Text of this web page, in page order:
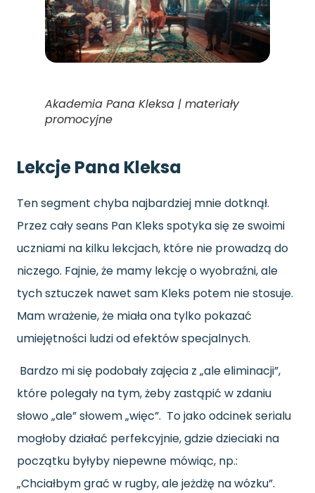
Akademia Pana Kleksa | materiały
promocyjne
Lekcje Pana Kleksa
Ten segment chyba najbardziej mnie dotknął.
Przez cały seans Pan Kleks spotyka się ze swoimi
uczniami na kilku lekcjach, które nie prowadzą do
niczego. Fajnie, że mamy lekcję o wyobraźni, ale
tych sztuczek nawet sam Kleks potem nie stosuje.
Mam wrażenie, że miała ona tylko pokazać
umiejętności ludzi od efektów specjalnych.
Bardzo mi się podobały zajęcia z „ale eliminacji”,
które polegały na tym, żeby zastąpić w zdaniu
słowo „ale” słowem „więc”. To jako odcinek serialu
mogłoby działać perfekcyjnie, gdzie dzieciaki na
początku byłyby niepewne mówiąc, np.:
„Chciałbym grać w rugby, ale jeżdżę na wózku”.